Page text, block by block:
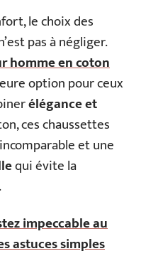
le choix des
pas à négliger.
homme en coton
option pour ceux
élégance et
ces chaussettes
et une
qui évite la
impeccable au
astuces simples